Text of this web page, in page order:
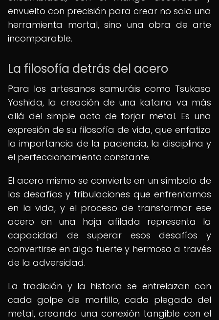
envuelto con precisión para crear no solo una
herramienta mortal, sino una obra de arte
incomparable.
La filosofía detrás del acero
Para los artesanos samuráis como Tsukasa
Yoshida, la creación de una katana va más
allá del simple acto de forjar metal. Es una
expresión de su filosofía de vida, que enfatiza
la importancia de la paciencia, la disciplina y
el perfeccionamiento constante.
El acero mismo se convierte en un símbolo de
los desafíos y tribulaciones que enfrentamos
en la vida, y el proceso de transformar ese
acero en una hoja afilada representa la
capacidad de superar esos desafíos y
convertirse en algo fuerte y hermoso a través
de la adversidad.
La tradición y la historia se entrelazan con
cada golpe de martillo, cada plegado del
metal, creando una conexión tangible con el